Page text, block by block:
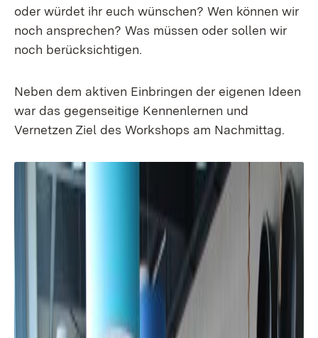
oder würdet ihr euch wünschen? Wen können wir
noch ansprechen? Was müssen oder sollen wir
noch berücksichtigen.
Neben dem aktiven Einbringen der eigenen Ideen
war das gegenseitige Kennenlernen und
Vernetzen Ziel des Workshops am Nachmittag.